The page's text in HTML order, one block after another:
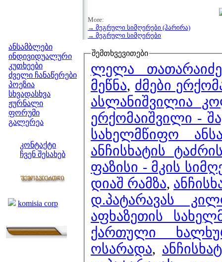
ანსამბლები
ინდივიდუალური
კუთხეები
ძველი ჩანაწერები
პოეზია
სხვადასხვა
ჟურნალი
ფორუმი
გალერეა
კონტაქტი
ჩვენ შესახებ
komisia corp
More:
→ მეგრული სიმღერები (ჰარირა)
→ მეგრული სიმღერები
შემთხვევითები
ლელა თათარაიძე
მეწნა, ძმები
ასლანიშვილია
ერქომაიშვილი -
სახელმწიფო
ანჩისხატის
ფაზისი - მკის
დიაშ რამზა,
დ.პატარავას
აფხაზეთის
ქართული
ოსარადა,